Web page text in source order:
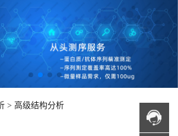
> 高级结构分析